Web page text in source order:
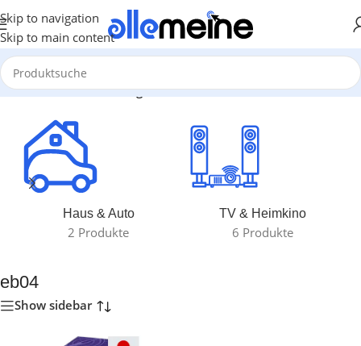
Skip to navigation
Skip to main content
Start/Produkte verschlagwortet mit „eb04“
Haus & Auto
2 Produkte
TV & Heimkino
6 Produkte
eb04
Show sidebar